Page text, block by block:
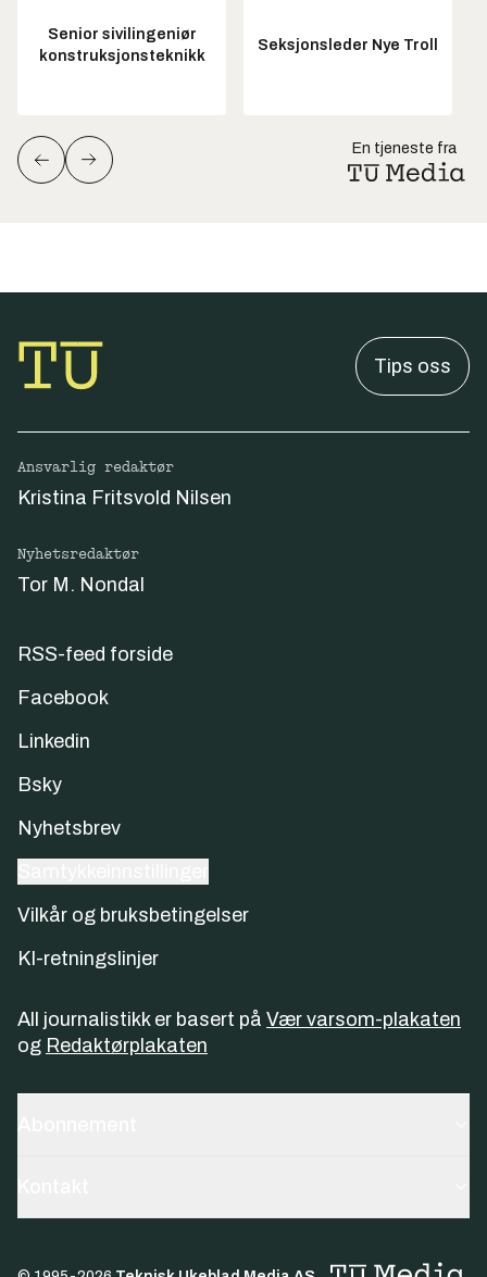
Senior sivilingeniør
konstruksjonsteknikk
Seksjonsleder Nye Troll
En tjeneste fra
Tips oss
Ansvarlig redaktør
Kristina Fritsvold Nilsen
Nyhetsredaktør
Tor M. Nondal
RSS-feed forside
Facebook
Linkedin
Bsky
Nyhetsbrev
Vilkår og bruksbetingelser
KI-retningslinjer
All journalistikk er basert på Vær varsom-plakaten
og Redaktørplakaten